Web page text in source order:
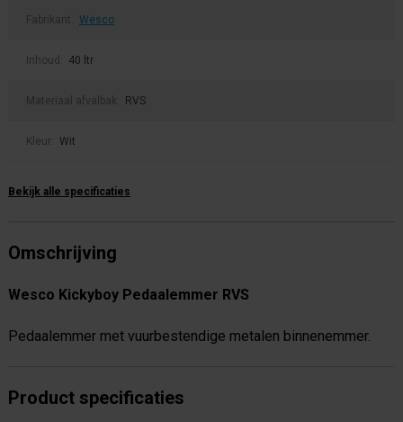
Fabrikant: Wesco
Inhoud: 40 ltr
Materiaal afvalbak: RVS
Kleur: Wit
Bekijk alle specificaties
Omschrijving
Wesco Kickyboy Pedaalemmer RVS
Pedaalemmer met vuurbestendige metalen binnenemmer.
Product specificaties